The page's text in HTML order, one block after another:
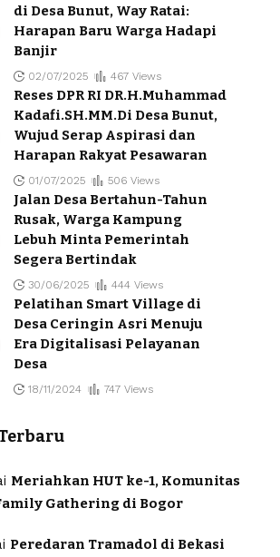
di Desa Bunut, Way Ratai:
Harapan Baru Warga Hadapi
Banjir
02/07/2025 467 Views
Reses DPR RI DR.H.Muhammad
Kadafi.SH.MM.Di Desa Bunut,
Wujud Serap Aspirasi dan
Harapan Rakyat Pesawaran
01/07/2025 506 Views
Jalan Desa Bertahun-Tahun
Rusak, Warga Kampung
Lebuh Minta Pemerintah
Segera Bertindak
30/06/2025 444 Views
Pelatihan Smart Village di
Desa Ceringin Asri Menuju
Era Digitalisasi Pelayanan
Desa
18/11/2024 747 Views
Meriahkan HUT ke-1, Komunitas
Gathering di Bogor
Peredaran Tramadol di Bekasi